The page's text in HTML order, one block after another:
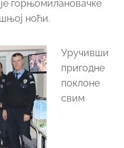
горњомилановачке
ноћи.
Уручивши
пригодне
поклоне
свим